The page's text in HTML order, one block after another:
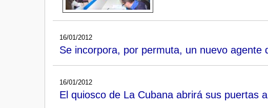
16/01/2012
Se incorpora, por permuta, un nuevo agente
16/01/2012
El quiosco de La Cubana abrirá sus puertas